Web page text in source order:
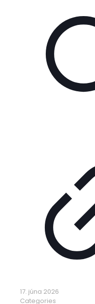
17. júna 2026
Categories